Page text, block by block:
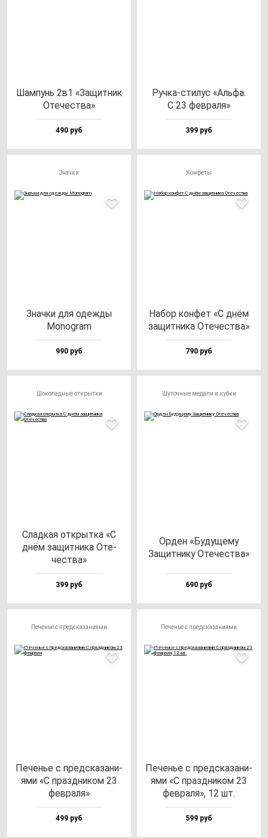
Шам­пунь 2в1 «Защит­ник
Оте­чес­тва»
490 руб
Руч­ка-сти­лус «Аль­фа.
С 23 фев­ра­ля»
399 руб
Значки
Знач­ки для одеж­ды
Monog­ram
990 руб
Конфеты
Набор кон­фет «С днём
за­щит­ни­ка Оте­чес­тва»
790 руб
Шоколадные открытки
Слад­кая от­крыт­ка «С
днём за­щит­ни­ка Оте­
чес­тва»
399 руб
Шуточные медали и кубки
Орден «Буду­ще­му
Защит­ни­ку Оте­чес­тва»
690 руб
Печенье с предсказаниями
Печенье с пред­ска­за­ни­
ями «С праз­дни­ком 23
фев­ра­ля»
499 руб
Печенье с предсказаниями
Печенье с пред­ска­за­ни­
ями «С праз­дни­ком 23
фев­ра­ля», 12 шт.
599 руб